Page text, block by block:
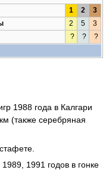
1 2
3
2 5
3
? ? ?
1988 года в Калгари
(также серебряная
1991 годов в гонке